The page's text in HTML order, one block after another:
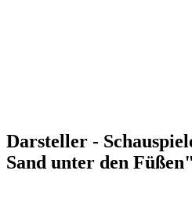
Darsteller -
Sand unter den Füßen"